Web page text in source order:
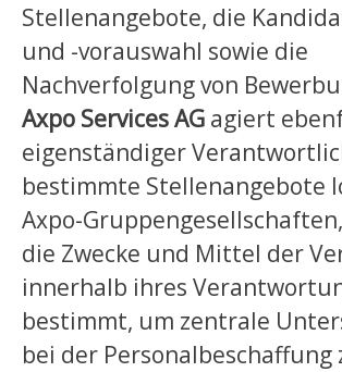
Stellenangebote, die
und -vorauswahl sowie die
Nachverfolgung von
Axpo Services AG agiert
eigenständiger
bestimmte Stellenangebote
Axpo-
die Zwecke und Mittel der
innerhalb ihres
bestimmt, um zentrale
bei der Personalbeschaffung